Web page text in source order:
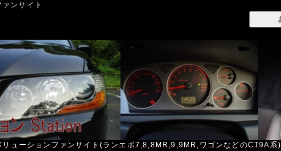
ァンサイト
リューションファンサイト(ランエボ7,8,8MR,9,9MR,ワゴンなどのCT9A系)